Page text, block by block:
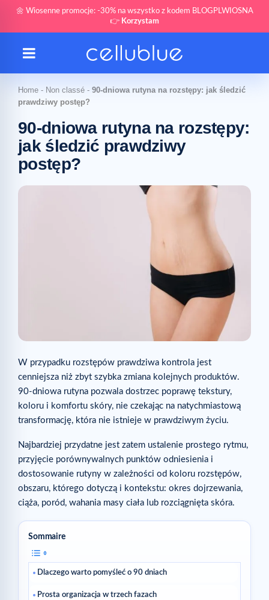
🌼 Wiosenne promocje: -30% na wszystko z kodem BLOGPLWIOSNA
👉 Korzystam
Home - Non classé - 90-dniowa rutyna na rozstępy: jak śledzić
prawdziwy postęp?
90-dniowa rutyna na rozstępy:
jak śledzić prawdziwy
postęp?
W przypadku rozstępów prawdziwa kontrola jest
cenniejsza niż zbyt szybka zmiana kolejnych produktów.
90-dniowa rutyna pozwala dostrzec poprawę tekstury,
koloru i komfortu skóry, nie czekając na natychmiastową
transformację, która nie istnieje w prawdziwym życiu.
Najbardziej przydatne jest zatem ustalenie prostego rytmu,
przyjęcie porównywalnych punktów odniesienia i
dostosowanie rutyny w zależności od koloru rozstępów,
obszaru, którego dotyczą i kontekstu: okres dojrzewania,
ciąża, poród, wahania masy ciała lub rozciągnięta skóra.
Sommaire
Dlaczego warto pomyśleć o 90 dniach
Prosta organizacja w trzech fazach